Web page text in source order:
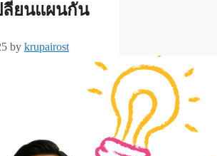
ลี่ยนแผนกัน
by krupairost